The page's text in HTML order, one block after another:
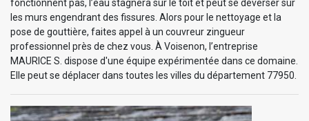
fonctionnent pas, l’eau stagnera sur le toit et peut se déverser sur
les murs engendrant des fissures. Alors pour le nettoyage et la
pose de gouttière, faites appel à un couvreur zingueur
professionnel près de chez vous. À Voisenon, l’entreprise
MAURICE S. dispose d'une équipe expérimentée dans ce domaine.
Elle peut se déplacer dans toutes les villes du département 77950.